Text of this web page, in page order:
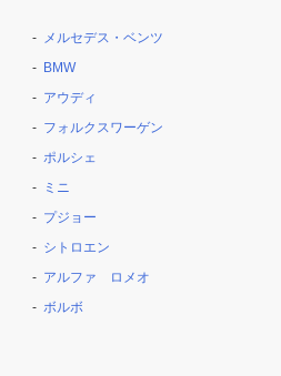
メルセデス・ベンツ
BMW
アウディ
フォルクスワーゲン
ポルシェ
ミニ
プジョー
シトロエン
アルファ ロメオ
ボルボ